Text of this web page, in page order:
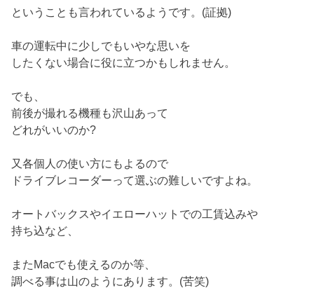
ということも言われているようです。(証拠)
車の運転中に少しでもいやな思いを
したくない場合に役に立つかもしれません。
でも、
前後が撮れる機種も沢山あって
どれがいいのか?
又各個人の使い方にもよるので
ドライブレコーダーって選ぶの難しいですよね。
オートバックスやイエローハットでの工賃込みや
持ち込など、
またMacでも使えるのか等、
調べる事は山のようにあります。(苦笑)